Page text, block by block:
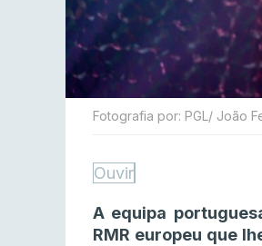
Fotografia por: PGL/ João
Ouvir
A equipa
RMR europeu que